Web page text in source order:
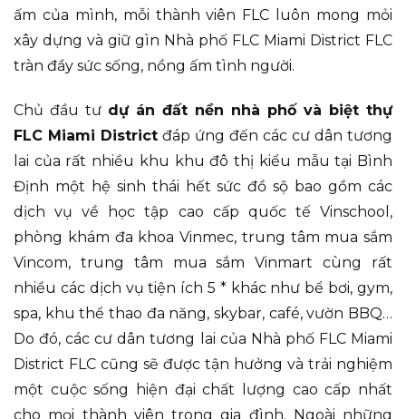
ấm của mình, mỗi thành viên FLC luôn mong mỏi
xây dựng và giữ gìn Nhà phố FLC Miami District FLC
tràn đầy sức sống, nồng ấm tình người.
Chủ đầu tư dự án đất nền nhà phố và biệt thự
FLC Miami District đáp ứng đến các cư dân tương
lai của rất nhiều khu khu đô thị kiểu mẫu tại Bình
Định một hệ sinh thái hết sức đồ sộ bao gồm các
dịch vụ về học tập cao cấp quốc tế Vinschool,
phòng khám đa khoa Vinmec, trung tâm mua sắm
Vincom, trung tâm mua sắm Vinmart cùng rất
nhiều các dịch vụ tiện ích 5 * khác như bể bơi, gym,
spa, khu thể thao đa năng, skybar, café, vườn BBQ…
Do đó, các cư dân tương lai của Nhà phố FLC Miami
District FLC cũng sẽ được tận hưởng và trải nghiệm
một cuộc sống hiện đại chất lượng cao cấp nhất
cho mọi thành viên trong gia đình. Ngoài những